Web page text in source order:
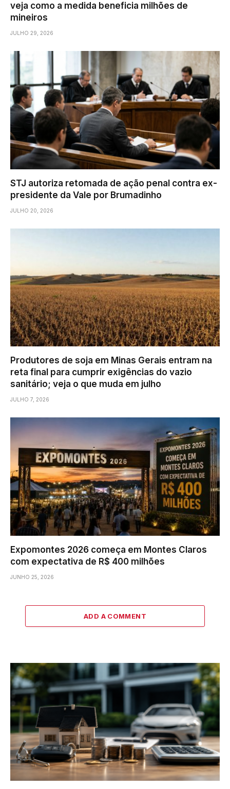
veja como a medida beneficia milhões de
mineiros
JULHO 29, 2026
STJ autoriza retomada de ação penal contra ex-
presidente da Vale por Brumadinho
JULHO 20, 2026
Produtores de soja em Minas Gerais entram na
reta final para cumprir exigências do vazio
sanitário; veja o que muda em julho
JULHO 7, 2026
Expomontes 2026 começa em Montes Claros
com expectativa de R$ 400 milhões
JUNHO 25, 2026
ADD A COMMENT